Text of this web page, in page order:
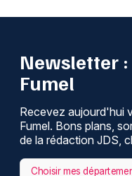
Newsletter
Fumel
Recevez aujourd'hui
Fumel. Bons plans,
de la rédaction JDS,
Choisir mes